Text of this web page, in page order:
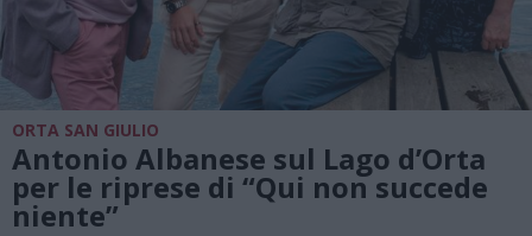
ORTA SAN GIULIO
Antonio Albanese sul Lago d’Orta
per le riprese di “Qui non succede
niente”